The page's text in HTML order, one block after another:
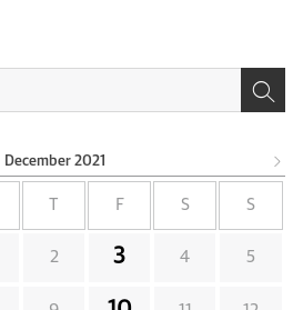
December 2021
F S S
2 3 4 5